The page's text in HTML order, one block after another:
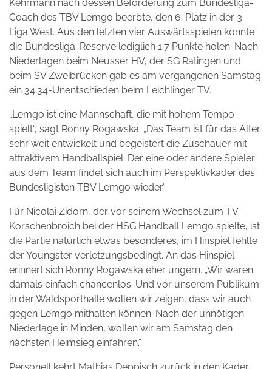
Kehrmann nach dessen Beförderung zum Bundesliga-
Coach des TBV Lemgo beerbte, den 6. Platz in der 3.
Liga West. Aus den letzten vier Auswärtsspielen konnte
die Bundesliga-Reserve lediglich 1:7 Punkte holen. Nach
Niederlagen beim Neusser HV, der SG Ratingen und
beim SV Zweibrücken gab es am vergangenen Samstag
ein 34:34-Unentschieden beim Leichlinger TV.
„Lemgo ist eine Mannschaft, die mit hohem Tempo
spielt“, sagt Ronny Rogawska. „Das Team ist für das Alter
sehr weit entwickelt und begeistert die Zuschauer mit
attraktivem Handballspiel. Der eine oder andere Spieler
aus dem Team findet sich auch im Perspektivkader des
Bundesligisten TBV Lemgo wieder.“
Für Nicolai Zidorn, der vor seinem Wechsel zum TV
Korschenbroich bei der HSG Handball Lemgo spielte, ist
die Partie natürlich etwas besonderes, im Hinspiel fehlte
der Youngster verletzungsbedingt. An das Hinspiel
erinnert sich Ronny Rogawska eher ungern. „Wir waren
damals einfach chancenlos. Und vor unserem Publikum
in der Waldsporthalle wollen wir zeigen, dass wir auch
gegen Lemgo mithalten können. Nach der unnötigen
Niederlage in Minden, wollen wir am Samstag den
nächsten Heimsieg einfahren.“